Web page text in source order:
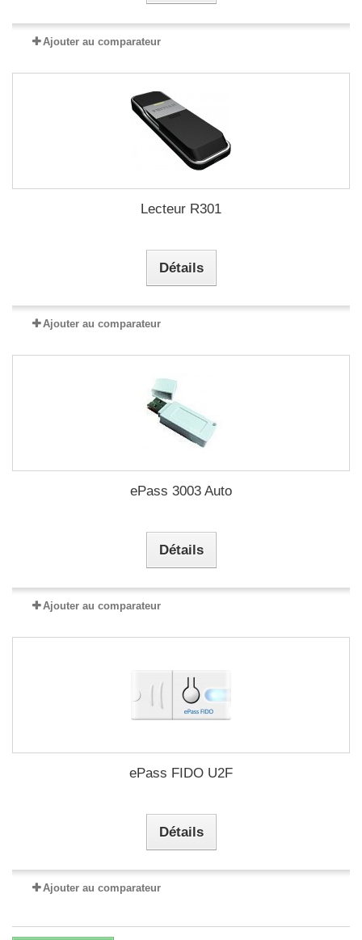
Ajouter au comparateur
Lecteur R301
Détails
Ajouter au comparateur
ePass 3003 Auto
Détails
Ajouter au comparateur
ePass FIDO U2F
Détails
Ajouter au comparateur